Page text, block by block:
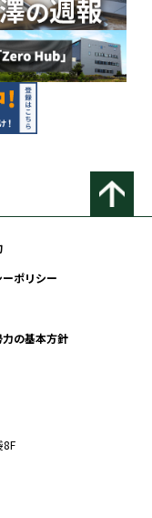
ポリシー
の基本方針
8F